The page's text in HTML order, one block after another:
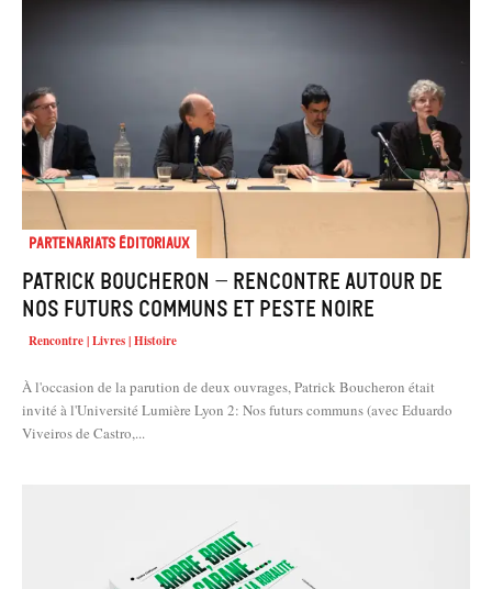
Partenariats éditoriaux
Patrick Boucheron – rencontre autour de
Nos futurs communs et Peste noire
Rencontre | Livres | Histoire
À l'occasion de la parution de deux ouvrages, Patrick Boucheron était
invité à l'Université Lumière Lyon 2: Nos futurs communs (avec Eduardo
Viveiros de Castro,...